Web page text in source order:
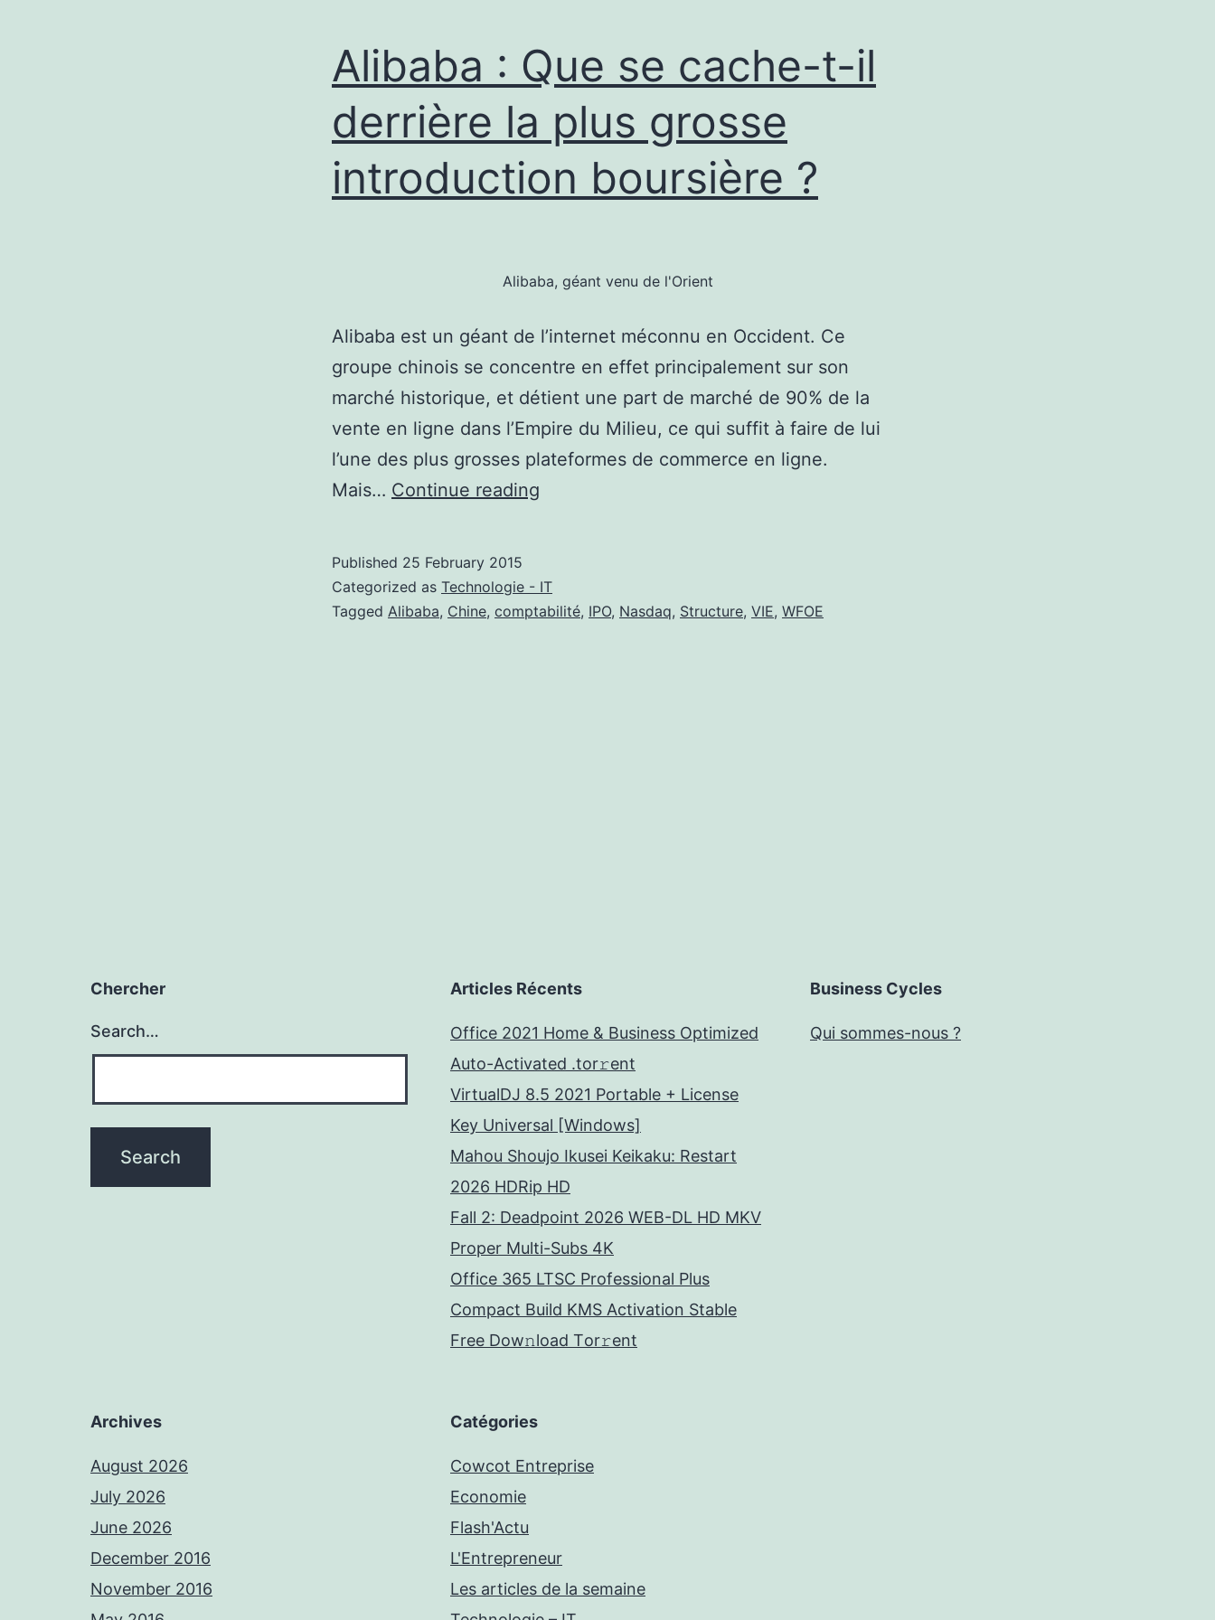
Alibaba : Que se cache-t-il
derrière la plus grosse
introduction boursière ?
Alibaba, géant venu de l'Orient
Alibaba est un géant de l’internet méconnu en Occident. Ce
groupe chinois se concentre en effet principalement sur son
marché historique, et détient une part de marché de 90% de la
vente en ligne dans l’Empire du Milieu, ce qui suffit à faire de lui
l’une des plus grosses plateformes de commerce en ligne.
Mais… Continue reading
cache-
t-
Published 25 February 2015
Categorized as Technologie - IT
Tagged Alibaba, Chine, comptabilité, IPO, Nasdaq, Structure, VIE, WFOE
Chercher
Search…
Articles Récents
Office 2021 Home & Business Optimized
Auto-Activated .tor𝚛ent
VirtualDJ 8.5 2021 Portable + License
Key Universal [Windows]
Mahou Shoujo Ikusei Keikaku: Restart
2026 HDRip HD
Fall 2: Deadpoint 2026 WEB-DL HD MKV
Proper Multi-Subs 4K
Office 365 LTSC Professional Plus
Compact Build KMS Activation Stable
Frее Dow𝚗load Tоr𝚛ent
Business Cycles
Qui sommes-nous ?
Archives
August 2026
July 2026
June 2026
December 2016
November 2016
Catégories
Cowcot Entreprise
Economie
Flash'Actu
L'Entrepreneur
Les articles de la semaine